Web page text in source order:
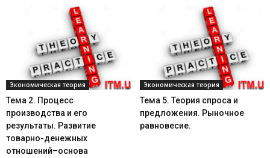
Экономическая теория
Тема 2. Процесс
производства и его
результаты. Развитие
товарно-денежных
отношений–основа
Экономическая теория
Тема 5. Теория спроса и
предложения. Рыночное
равновесие.